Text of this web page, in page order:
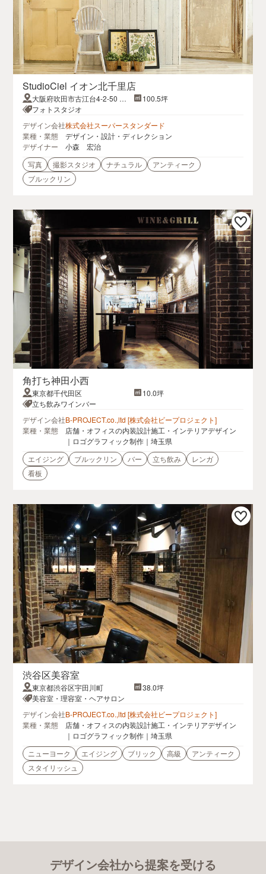
StudioCiel イオン北千里店
大阪府吹田市古江台4-2-50 イ
オン北千里5F
100.5坪
フォトスタジオ
デザイン会社株式会社スーパースタンダード
業種・業態
デザイン・設計・ディレクション
デザイナー
小森 宏治
写真
撮影スタジオ ナチュラル
アンティーク
ブルックリン
角打ち神田小西
東京都千代田区
10.0坪
立ち飲みワインバー
デザイン会社B-PROJECT.co.,ltd [株式会社ビープロジェクト]
業種・業態
店舗・オフィスの内装設計施工・インテリアデザイン
｜ロゴグラフィック制作｜埼玉県
エイジング
ブルックリン バー 立ち飲み
レンガ
看板
渋谷区美容室
東京都渋谷区宇田川町
38.0坪
美容室・理容室・ヘアサロン
デザイン会社B-PROJECT.co.,ltd [株式会社ビープロジェクト]
業種・業態
店舗・オフィスの内装設計施工・インテリアデザイン
｜ロゴグラフィック制作｜埼玉県
ニューヨーク
エイジング ブリック 高級
アンティーク
スタイリッシュ
デザイン会社から提案を受ける